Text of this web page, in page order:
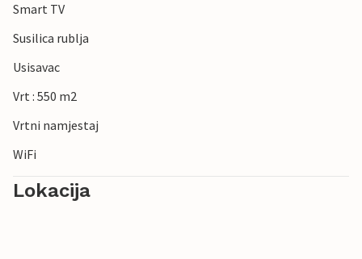
Smart TV
Susilica rublja
Usisavac
Vrt : 550 m2
Vrtni namjestaj
WiFi
Lokacija